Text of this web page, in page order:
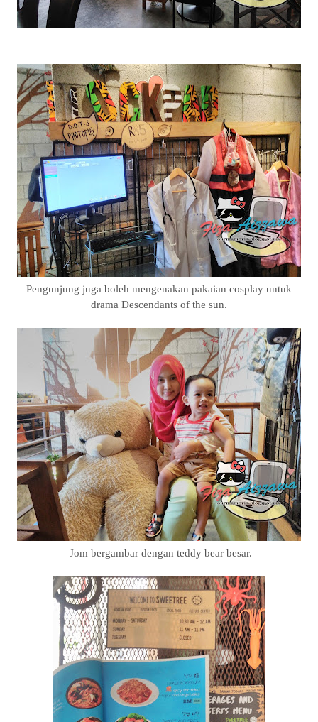
Pengunjung juga boleh mengenakan pakaian cosplay untuk
drama Descendants of the sun.
Jom bergambar dengan teddy bear besar.